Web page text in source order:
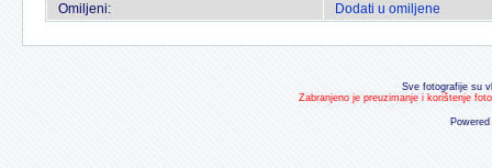
Omiljeni:
Dodati u omiljene
Sve fotografije su
Zabranjeno je preuzimanje i korištenje